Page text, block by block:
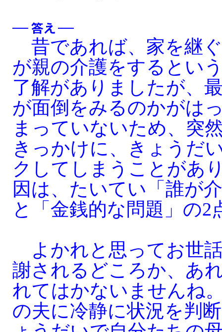
昔であれば、家を継
が親の介護をするとい
了解がありましたが、
が面倒をみるのかがは
まっていないため、突
きっかけに、きょうだ
クしてしまうことがあ
因は、たいてい「誰が
と「金銭的な問題」の2
よかれと思ってお世
謝されるどころか、あ
れてはかないませんね
の夫に冷静に状況を判